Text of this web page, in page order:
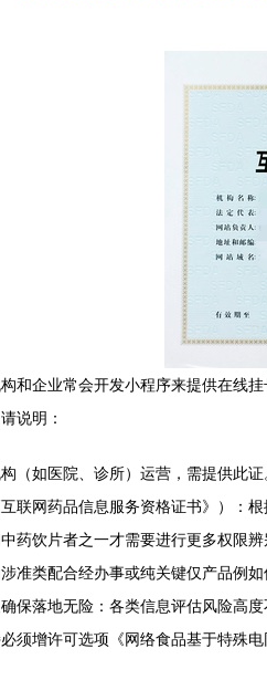
和企业常会开发小程序来提供在线
说明：
（如医院、诊所）运营，需提供此
互联网药品信息服务资格证书》）：
药饮片者之一才需要进行更多权限
准类配合经办事或纯关键仅产品
保落地无险：各类信息评估风险高
须增许可选项《网络食品基于特殊